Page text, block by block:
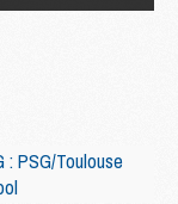
: PSG/Toulouse